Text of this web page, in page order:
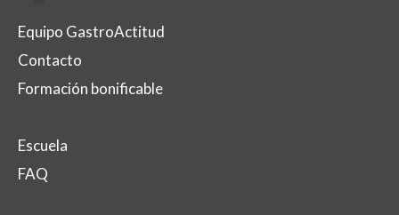
Equipo GastroActitud
Contacto
Formación bonificable
Escuela
FAQ